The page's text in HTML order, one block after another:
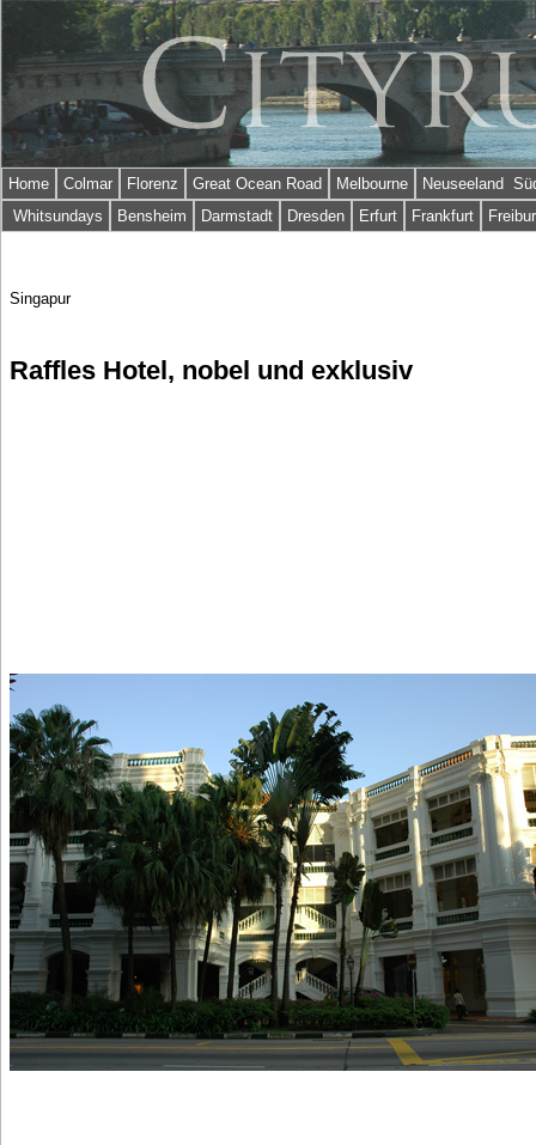
Home Colmar Florenz Great Ocean Road Melbourne
Neuseeland
Whitsundays
Bensheim Darmstadt Dresden Erfurt Frankfurt
Singapur
Raffles Hotel, nobel und exklusiv